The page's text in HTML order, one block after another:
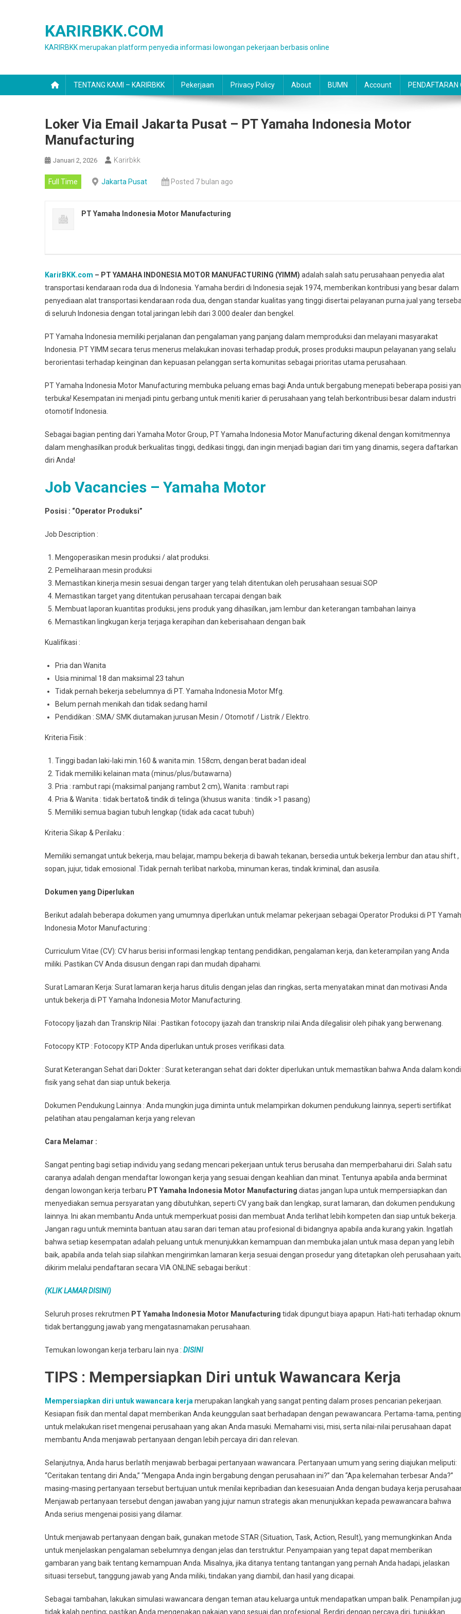
KARIRBKK.COM
KARIRBKK merupakan platform penyedia informasi lowongan pekerjaan berbasis online
TENTANG KAMI – KARIRBKK Pekerjaan Privacy Policy About BUMN Account PENDAFTARAN
Loker Via Email Jakarta Pusat – PT Yamaha Indonesia Motor
Manufacturing
Januari 2, 2026 Karirbkk
Full Time Jakarta Pusat Posted 7 bulan ago
PT Yamaha Indonesia Motor Manufacturing
KarirBKK.com – PT YAMAHA INDONESIA MOTOR MANUFACTURING (YIMM) adalah salah satu perusahaan penyedia alat
transportasi kendaraan roda dua di Indonesia. Yamaha berdiri di Indonesia sejak 1974, memberikan kontribusi yang besar dalam
penyediaan alat transportasi kendaraan roda dua, dengan standar kualitas yang tinggi disertai pelayanan purna jual yang
di seluruh Indonesia dengan total jaringan lebih dari 3.000 dealer dan bengkel.
PT Yamaha Indonesia memiliki perjalanan dan pengalaman yang panjang dalam memproduksi dan melayani masyarakat
Indonesia. PT YIMM secara terus menerus melakukan inovasi terhadap produk, proses produksi maupun pelayanan yang selalu
berorientasi terhadap keinginan dan kepuasan pelanggan serta komunitas sebagai prioritas utama perusahaan.
PT Yamaha Indonesia Motor Manufacturing membuka peluang emas bagi Anda untuk bergabung menepati beberapa posisi
terbuka! Kesempatan ini menjadi pintu gerbang untuk meniti karier di perusahaan yang telah berkontribusi besar dalam industri
otomotif Indonesia.
Sebagai bagian penting dari Yamaha Motor Group, PT Yamaha Indonesia Motor Manufacturing dikenal dengan komitmennya
dalam menghasilkan produk berkualitas tinggi, dedikasi tinggi, dan ingin menjadi bagian dari tim yang dinamis, segera daftarkan
diri Anda!
Job Vacancies – Yamaha Motor
Posisi : “Operator Produksi”
Job Description :
Mengoperasikan mesin produksi / alat produksi.
Pemeliharaan mesin produksi
Memastikan kinerja mesin sesuai dengan targer yang telah ditentukan oleh perusahaan sesuai SOP
Memastikan target yang ditentukan perusahaan tercapai dengan baik
Membuat laporan kuantitas produksi, jens produk yang dihasilkan, jam lembur dan keterangan tambahan lainya
Memastikan lingkugan kerja terjaga kerapihan dan keberisahaan dengan baik
Kualifikasi :
Pria dan Wanita
Usia minimal 18 dan maksimal 23 tahun
Tidak pernah bekerja sebelumnya di PT. Yamaha Indonesia Motor Mfg.
Belum pernah menikah dan tidak sedang hamil
Pendidikan : SMA/ SMK diutamakan jurusan Mesin / Otomotif / Listrik / Elektro.
Kriteria Fisik :
Tinggi badan laki-laki min.160 & wanita min. 158cm, dengan berat badan ideal
Tidak memiliki kelainan mata (minus/plus/butawarna)
Pria : rambut rapi (maksimal panjang rambut 2 cm), Wanita : rambut rapi
Pria & Wanita : tidak bertato& tindik di telinga (khusus wanita : tindik >1 pasang)
Memiliki semua bagian tubuh lengkap (tidak ada cacat tubuh)
Kriteria Sikap & Perilaku :
Memiliki semangat untuk bekerja, mau belajar, mampu bekerja di bawah tekanan, bersedia untuk bekerja lembur dan atau shift ,
sopan, jujur, tidak emosional .Tidak pernah terlibat narkoba, minuman keras, tindak kriminal, dan asusila.
Dokumen yang Diperlukan
Berikut adalah beberapa dokumen yang umumnya diperlukan untuk melamar pekerjaan sebagai Operator Produksi di PT
Indonesia Motor Manufacturing :
Curriculum Vitae (CV): CV harus berisi informasi lengkap tentang pendidikan, pengalaman kerja, dan keterampilan yang Anda
miliki. Pastikan CV Anda disusun dengan rapi dan mudah dipahami.
Surat Lamaran Kerja: Surat lamaran kerja harus ditulis dengan jelas dan ringkas, serta menyatakan minat dan motivasi Anda
untuk bekerja di PT Yamaha Indonesia Motor Manufacturing.
Fotocopy Ijazah dan Transkrip Nilai : Pastikan fotocopy ijazah dan transkrip nilai Anda dilegalisir oleh pihak yang berwenang.
Fotocopy KTP : Fotocopy KTP Anda diperlukan untuk proses verifikasi data.
Surat Keterangan Sehat dari Dokter : Surat keterangan sehat dari dokter diperlukan untuk memastikan bahwa Anda dalam
fisik yang sehat dan siap untuk bekerja.
Dokumen Pendukung Lainnya : Anda mungkin juga diminta untuk melampirkan dokumen pendukung lainnya, seperti sertifikat
pelatihan atau pengalaman kerja yang relevan
Cara Melamar :
Sangat penting bagi setiap individu yang sedang mencari pekerjaan untuk terus berusaha dan memperbaharui diri. Salah satu
caranya adalah dengan mendaftar lowongan kerja yang sesuai dengan keahlian dan minat. Tentunya apabila anda berminat
dengan lowongan kerja terbaru PT Yamaha Indonesia Motor Manufacturing diatas jangan lupa untuk mempersiapkan dan
menyediakan semua persyaratan yang dibutuhkan, seperti CV yang baik dan lengkap, surat lamaran, dan dokumen pendukung
lainnya. Ini akan membantu Anda untuk memperkuat posisi dan membuat Anda terlihat lebih kompeten dan siap untuk bekerja.
Jangan ragu untuk meminta bantuan atau saran dari teman atau profesional di bidangnya apabila anda kurang yakin. Ingatlah
bahwa setiap kesempatan adalah peluang untuk menunjukkan kemampuan dan membuka jalan untuk masa depan yang lebih
baik, apabila anda telah siap silahkan mengirimkan lamaran kerja sesuai dengan prosedur yang ditetapkan oleh perusahaan
dikirim melalui pendaftaran secara VIA ONLINE sebagai berikut :
(KLIK LAMAR DISINI)
Seluruh proses rekrutmen PT Yamaha Indonesia Motor Manufacturing tidak dipungut biaya apapun. Hati-hati terhadap oknum
tidak bertanggung jawab yang mengatasnamakan perusahaan.
Temukan lowongan kerja terbaru lain nya : DISINI
TIPS : Mempersiapkan Diri untuk Wawancara Kerja
Mempersiapkan diri untuk wawancara kerja merupakan langkah yang sangat penting dalam proses pencarian pekerjaan.
Kesiapan fisik dan mental dapat memberikan Anda keunggulan saat berhadapan dengan pewawancara. Pertama-tama, penting
untuk melakukan riset mengenai perusahaan yang akan Anda masuki. Memahami visi, misi, serta nilai-nilai perusahaan dapat
membantu Anda menjawab pertanyaan dengan lebih percaya diri dan relevan.
Selanjutnya, Anda harus berlatih menjawab berbagai pertanyaan wawancara. Pertanyaan umum yang sering diajukan meliputi:
“Ceritakan tentang diri Anda,” “Mengapa Anda ingin bergabung dengan perusahaan ini?” dan “Apa kelemahan terbesar Anda?”
masing-masing pertanyaan tersebut bertujuan untuk menilai kepribadian dan kesesuaian Anda dengan budaya kerja
Menjawab pertanyaan tersebut dengan jawaban yang jujur namun strategis akan menunjukkan kepada pewawancara bahwa
Anda serius mengenai posisi yang dilamar.
Untuk menjawab pertanyaan dengan baik, gunakan metode STAR (Situation, Task, Action, Result), yang memungkinkan Anda
untuk menjelaskan pengalaman sebelumnya dengan jelas dan terstruktur. Penyampaian yang tepat dapat memberikan
gambaran yang baik tentang kemampuan Anda. Misalnya, jika ditanya tentang tantangan yang pernah Anda hadapi, jelaskan
situasi tersebut, tanggung jawab yang Anda miliki, tindakan yang diambil, dan hasil yang dicapai.
Sebagai tambahan, lakukan simulasi wawancara dengan teman atau keluarga untuk mendapatkan umpan balik. Penampilan
tidak kalah penting; pastikan Anda mengenakan pakaian yang sesuai dan profesional. Berdiri dengan percaya diri, tunjukkan